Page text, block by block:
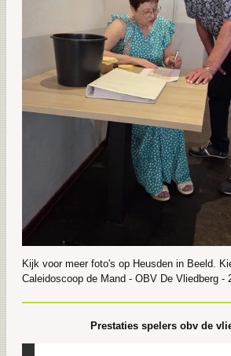
Kijk voor meer foto's op Heusden in Beeld.
Caleidoscoop de Mand - OBV De Vliedberg -
Prestaties spelers obv de